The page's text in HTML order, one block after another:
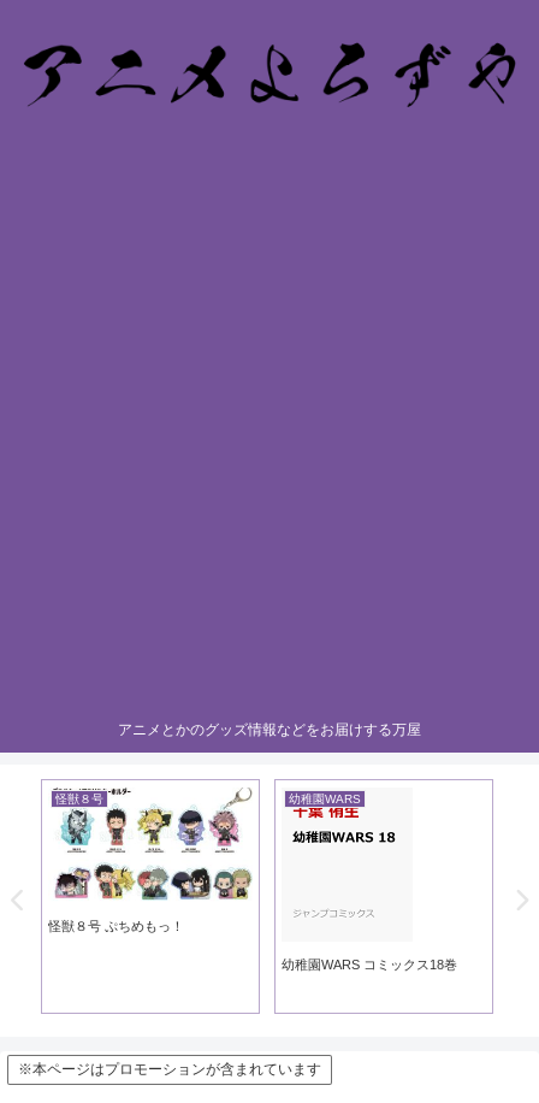
アニメとかのグッズ情報などをお届けする万屋
怪獣８号
怪獣８号 ぷちめもっ！
幼稚園WARS
幼稚園WARS コミックス18巻
※本ページはプロモーションが含まれています